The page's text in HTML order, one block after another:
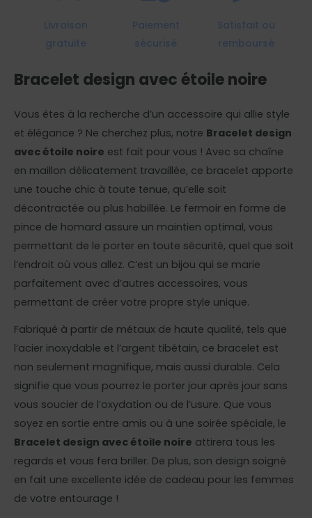
Livraison
gratuite
Paiement
sécurisé
Satisfait ou
remboursé
Bracelet design avec étoile noire
Vous êtes à la recherche d’un accessoire qui allie style
et élégance ? Ne cherchez plus, notre Bracelet design
avec étoile noire est fait pour vous ! Avec sa chaîne
en maillon délicatement travaillée, ce bracelet apporte
une touche chic à toute tenue, qu’elle soit
décontractée ou plus habillée. Le fermoir en forme de
pince de homard assure un maintien optimal, vous
permettant de le porter en toute sécurité, quel que soit
l’endroit où vous allez. C’est un bijou qui se marie
parfaitement avec d’autres accessoires, vous
permettant de créer votre propre style unique.
Fabriqué à partir de métaux de haute qualité, tels que
l’acier inoxydable et l’argent tibétain, ce bracelet est
non seulement magnifique, mais aussi durable. Cela
signifie que vous pourrez le porter jour après jour sans
vous soucier de l’oxydation ou de l’usure. Que vous
soyez en sortie entre amis ou à une soirée spéciale, le
Bracelet design avec étoile noire attirera tous les
regards et vous fera briller. De plus, son design soigné
en fait une excellente idée de cadeau pour les femmes
de votre entourage !